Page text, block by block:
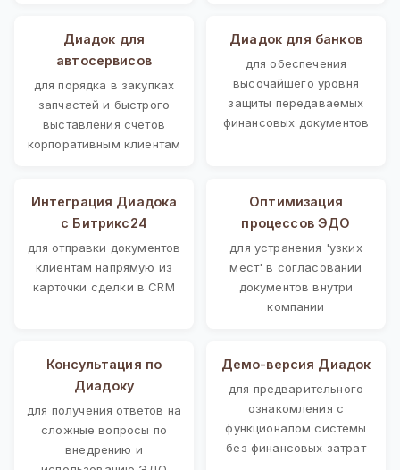
Диадок для
автосервисов
для порядка в закупках
запчастей и быстрого
выставления счетов
корпоративным клиентам
Диадок для банков
для обеспечения
высочайшего уровня
защиты передаваемых
финансовых документов
Интеграция Диадока
с Битрикс24
для отправки документов
клиентам напрямую из
карточки сделки в CRM
Оптимизация
процессов ЭДО
для устранения 'узких
мест' в согласовании
документов внутри
компании
Консультация по
Диадоку
для получения ответов на
сложные вопросы по
внедрению и
Демо-версия Диадок
для предварительного
ознакомления с
функционалом системы
без финансовых затрат